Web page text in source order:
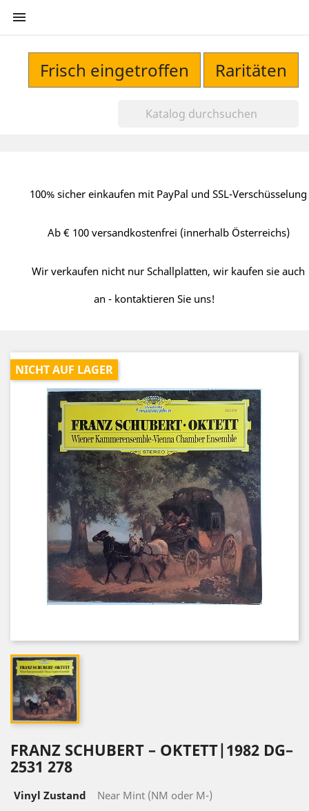

Frisch eingetroffen Raritäten
100% sicher einkaufen mit PayPal und SSL-Verschüsselung
Ab € 100 versandkostenfrei (innerhalb Österreichs)
Wir verkaufen nicht nur Schallplatten, wir kaufen sie auch
an - kontaktieren Sie uns!
NICHT AUF LAGER
FRANZ SCHUBERT – OKTETT|1982 DG–
2531 278
Vinyl Zustand
Near Mint (NM oder M-)